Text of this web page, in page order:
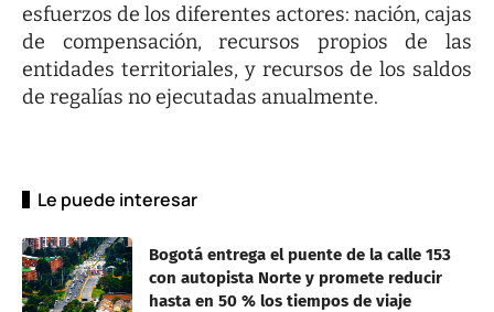
esfuerzos de los diferentes actores: nación, cajas
de compensación, recursos propios de las
entidades territoriales, y recursos de los saldos
de regalías no ejecutadas anualmente.
Le puede interesar
Bogotá entrega el puente de la calle 153
con autopista Norte y promete reducir
hasta en 50 % los tiempos de viaje